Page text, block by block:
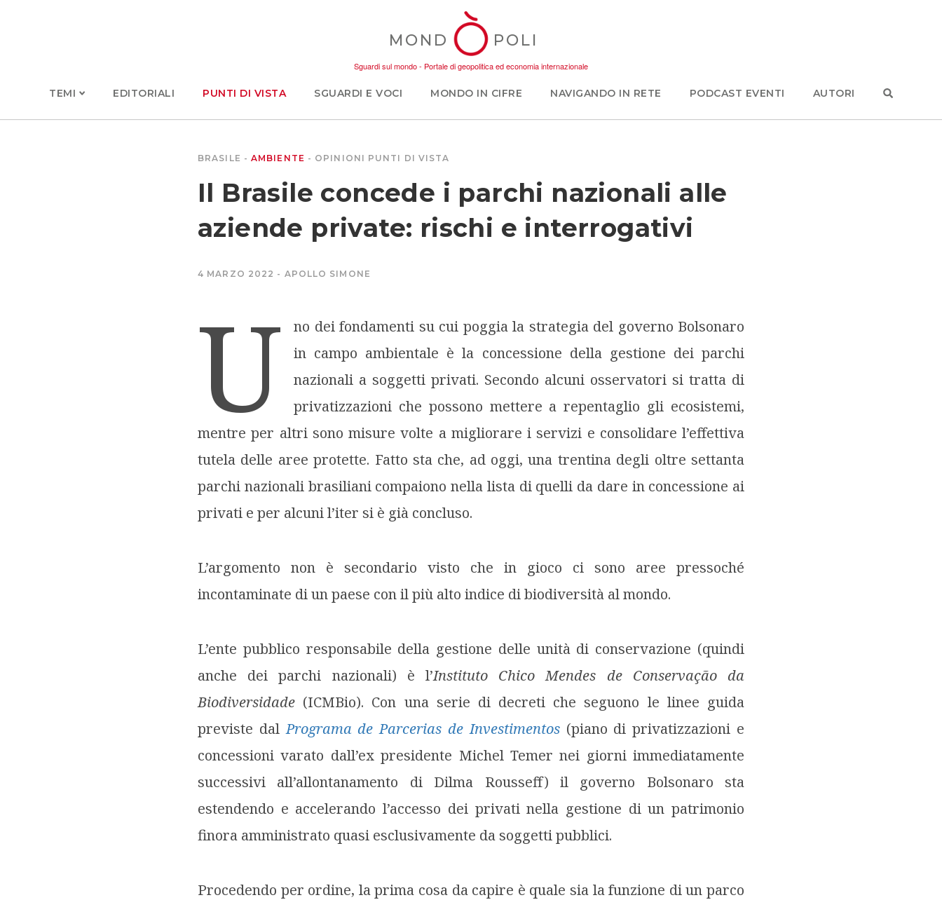
MOND POLI
Sguardi sul mondo - Portale di geopolitica ed economia internazionale
TEMI EDITORIALI PUNTI DI VISTA SGUARDI E VOCI MONDO IN CIFRE NAVIGANDO IN RETE PODCAST EVENTI AUTORI
BRASILE AMBIENTE OPINIONI PUNTI DI VISTA
Il Brasile concede i parchi nazionali alle
aziende private: rischi e interrogativi
4 MARZO 2022 APOLLO SIMONE
U
no dei fondamenti su cui poggia la strategia del governo Bolsonaro
in campo ambientale è la concessione della gestione dei parchi
nazionali a soggetti privati. Secondo alcuni osservatori si tratta di
privatizzazioni che possono mettere a repentaglio gli ecosistemi,
mentre per altri sono misure volte a migliorare i servizi e consolidare l’effettiva
tutela delle aree protette. Fatto sta che, ad oggi, una trentina degli oltre settanta
parchi nazionali brasiliani compaiono nella lista di quelli da dare in concessione ai
privati e per alcuni l’iter si è già concluso.
L’argomento non è secondario visto che in gioco ci sono aree pressoché
incontaminate di un paese con il più alto indice di biodiversità al mondo.
L’ente pubblico responsabile della gestione delle unità di conservazione (quindi
anche dei parchi nazionali) è l’Instituto Chico Mendes de Conservação da
Biodiversidade (ICMBio). Con una serie di decreti che seguono le linee guida
previste dalPrograma de Parcerias de Investimentos(piano di privatizzazioni e
concessioni varato dall’ex presidente Michel Temer nei giorni immediatamente
successivi all’allontanamento di Dilma Rousseff) il governo Bolsonaro sta
estendendo e accelerando l’accesso dei privati nella gestione di un patrimonio
finora amministrato quasi esclusivamente da soggetti pubblici.
Procedendo per ordine, la prima cosa da capire è quale sia la funzione di un parco